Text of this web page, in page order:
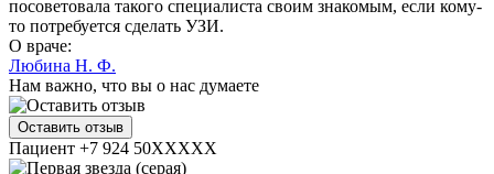
посоветовала такого специалиста своим знакомым, если кому-
то потребуется сделать УЗИ.
О враче:
Любина Н. Ф.
Нам важно, что вы о нас думаете
Оставить отзыв
Пациент +7 924 50XXXXX